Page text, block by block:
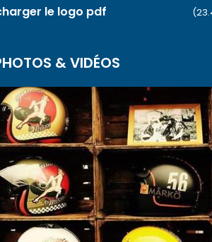
le logo pdf
& VIDÉOS